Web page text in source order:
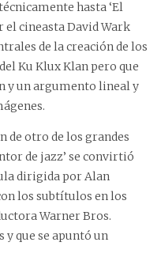
hasta ‘El
el cineasta David Wark
de la creación de los
Ku Klux Klan pero que
y un argumento lineal y
de otro de los grandes
de jazz’ se convirtió
dirigida por Alan
los subtítulos en los
Warner Bros.
que se apuntó un